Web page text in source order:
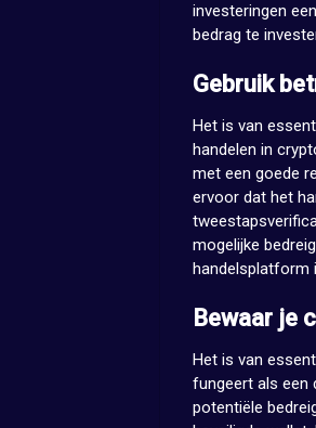
investeringen
bedrag te
Gebruik
Het is van
handelen in
met een goede
ervoor dat het
mogelijke
handelsplatform
Bewaar je
Het is van
fungeert als een
potentiële